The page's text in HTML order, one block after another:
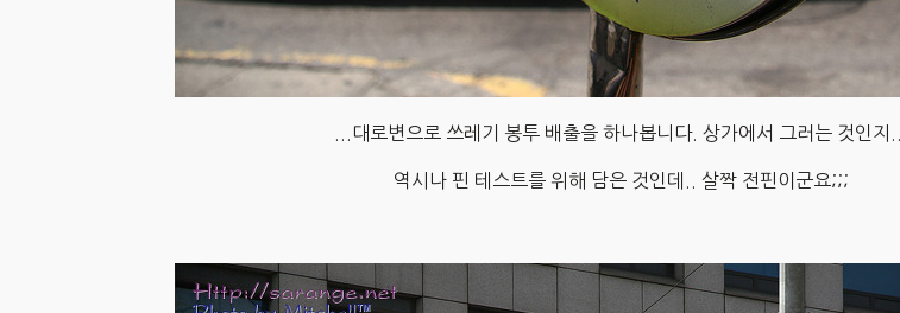
...대로변으로 쓰레기 봉투 배출을 하나봅니다. 상가에서 그러는 것인지...
역시나 핀 테스트를 위해 담은 것인데.. 살짝 전핀이군요;;;